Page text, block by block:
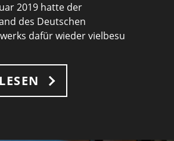
2019 hatte der
des Deutschen
dafür wieder vielbesu